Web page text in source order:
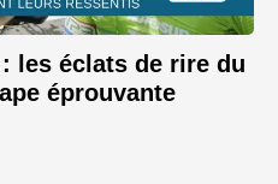
les éclats de rire du
éprouvante